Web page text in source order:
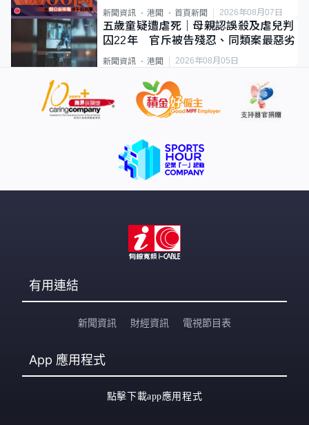
新聞資訊 港聞 首頁新聞 2026年08月07日
五歲童疑遭虐死｜母親認誤殺及虐兒判
囚22年 官斥被告殘忍、同類案最惡劣
新聞資訊 港聞 2026年08月05日
有用連結
新聞資訊 財經資訊 電視節目表
App 應用程式
點擊下載app應用程式